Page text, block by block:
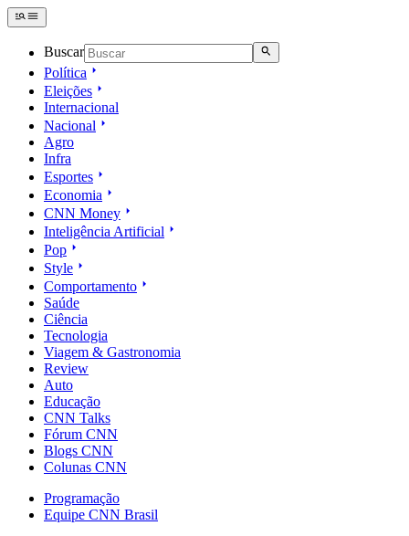
Buscar
Política
Eleições
Internacional
Nacional
Agro
Infra
Esportes
Economia
CNN Money
Inteligência Artificial
Pop
Style
Comportamento
Saúde
Ciência
Tecnologia
Viagem & Gastronomia
Review
Auto
Educação
CNN Talks
Fórum CNN
Blogs CNN
Colunas CNN
Programação
Equipe CNN Brasil